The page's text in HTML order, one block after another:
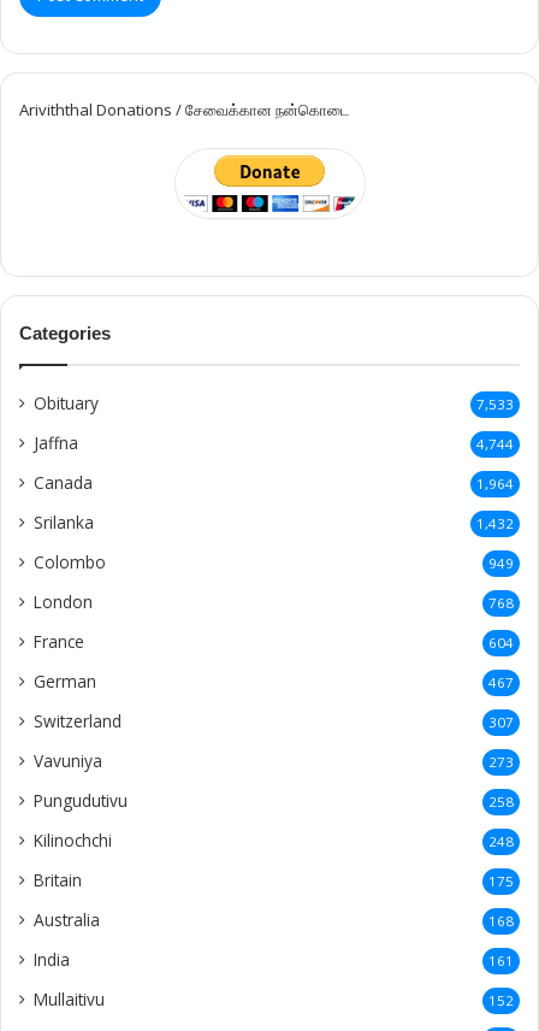
Ariviththal Donations / சேவைக்கான நன்கொடை
Categories
Obituary 7,533
Jaffna 4,744
Canada 1,964
Srilanka 1,432
Colombo 949
London 768
France 604
German 467
Switzerland 307
Vavuniya 273
Pungudutivu 258
Kilinochchi 248
Britain 175
Australia 168
India 161
Mullaitivu 152